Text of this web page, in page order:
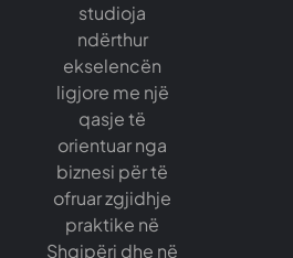
studioja
ndërthur
ekselencën
ligjore me një
qasje të
orientuar nga
biznesi për të
ofruar zgjidhje
praktike në
Shqipëri dhe në